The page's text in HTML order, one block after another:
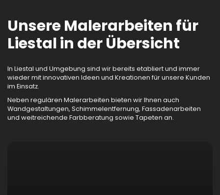
Unsere Malerarbeiten für
Liestal in der Übersicht
In Liestal und Umgebung sind wir bereits etabliert und immer
wieder mit innovativen Ideen und Kreationen für unsere Kunden
im Einsatz.
Neben regulären Malerarbeiten bieten wir Ihnen auch
Wandgestaltungen, Schimmelentfernung, Fassadenarbeiten
und weitreichende Farbberatung sowie Tapeten an.